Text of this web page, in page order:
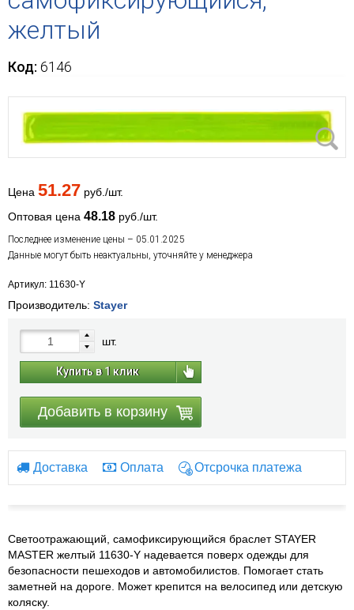
желтый
Код: 6146
Цена 51.27 руб./шт.
Оптовая цена 48.18 руб./шт.
Последнее изменение цены – 05.01.2025
Данные могут быть неактуальны, уточняйте у менеджера
Артикул: 11630-Y
Производитель: Stayer
шт.
Купить в 1 клик
Добавить в корзину
Доставка Оплата Отсрочка платежа
Светоотражающий, самофиксирующийся браслет STAYER
MASTER желтый 11630-Y надевается поверх одежды для
безопасности пешеходов и автомобилистов. Помогает стать
заметней на дороге. Может крепится на велосипед или детскую
коляску.